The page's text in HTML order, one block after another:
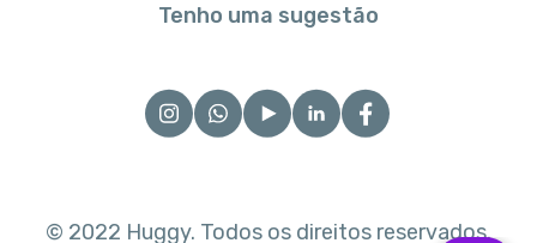
Tenho uma sugestão
© 2022 Huggy. Todos os direitos reservados.